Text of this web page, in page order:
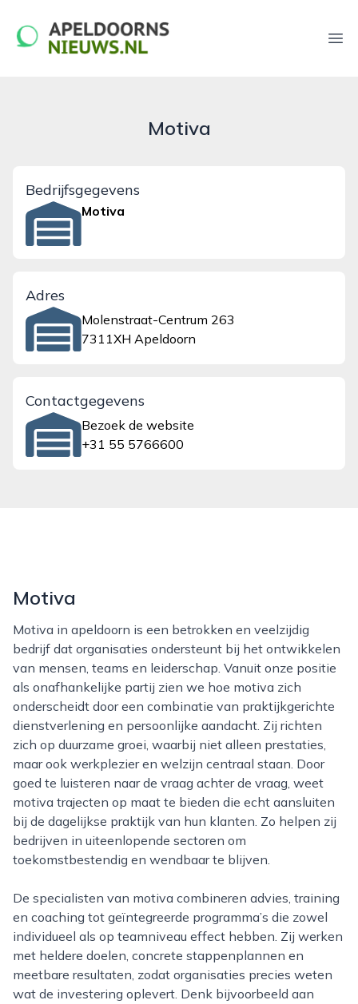
apeldoornsnieuws.nl
Motiva
Bedrijfsgegevens
Motiva
Adres
Molenstraat-Centrum 263
7311XH Apeldoorn
Contactgegevens
Bezoek de website
+31 55 5766600
Motiva
Motiva in apeldoorn is een betrokken en veelzijdig
bedrijf dat organisaties ondersteunt bij het ontwikkelen
van mensen, teams en leiderschap. Vanuit onze positie
als onafhankelijke partij zien we hoe motiva zich
onderscheidt door een combinatie van praktijkgerichte
dienstverlening en persoonlijke aandacht. Zij richten
zich op duurzame groei, waarbij niet alleen prestaties,
maar ook werkplezier en welzijn centraal staan. Door
goed te luisteren naar de vraag achter de vraag, weet
motiva trajecten op maat te bieden die echt aansluiten
bij de dagelijkse praktijk van hun klanten. Zo helpen zij
bedrijven in uiteenlopende sectoren om
toekomstbestendig en wendbaar te blijven.
De specialisten van motiva combineren advies, training
en coaching tot geïntegreerde programma’s die zowel
individueel als op teamniveau effect hebben. Zij werken
met heldere doelen, concrete stappenplannen en
meetbare resultaten, zodat organisaties precies weten
wat de investering oplevert. Denk bijvoorbeeld aan